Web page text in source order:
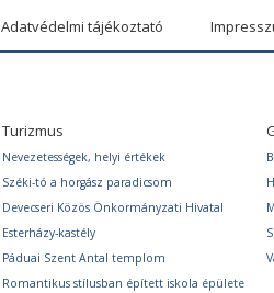
Adatvédelmi tájékoztató
Turizmus
Nevezetességek, helyi értékek
Széki-tó a horgász paradicsom
Devecseri Közös Önkormányzati Hivatal
Esterházy-kastély
Páduai Szent Antal templom
Romantikus stílusban épített iskola épülete